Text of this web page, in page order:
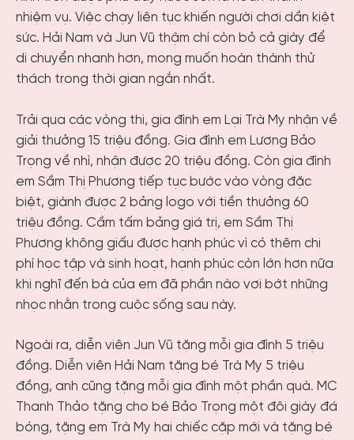
nhiệm vụ. Việc chạy liên tục khiến người chơi dần kiệt
sức. Hải Nam và Jun Vũ thậm chí còn bỏ cả giày để
di chuyển nhanh hơn, mong muốn hoàn thành thử
thách trong thời gian ngắn nhất.
Trải qua các vòng thi, gia đình em Lại Trà My nhận về
giải thưởng 15 triệu đồng. Gia đình em Lương Bảo
Trọng về nhì, nhận được 20 triệu đồng. Còn gia đình
em Sầm Thị Phương tiếp tục bước vào vòng đặc
biệt, giành được 2 bảng logo với tiền thưởng 60
triệu đồng. Cầm tấm bảng giá trị, em Sầm Thị
Phương không giấu được hạnh phúc vì có thêm chi
phí học tập và sinh hoạt, hạnh phúc còn lớn hơn nữa
khi nghĩ đến bà của em đã phần nào vơi bớt những
nhọc nhằn trong cuộc sống sau này.
Ngoài ra, diễn viên Jun Vũ tặng mỗi gia đình 5 triệu
đồng. Diễn viên Hải Nam tặng bé Trà My 5 triệu
đồng, anh cũng tặng mỗi gia đình một phần quà. MC
Thanh Thảo tặng cho bé Bảo Trọng một đôi giày đá
bóng, tặng em Trà My hai chiếc cặp mới và tặng bé